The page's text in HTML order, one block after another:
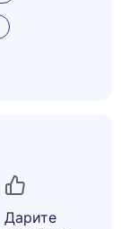
Дарите